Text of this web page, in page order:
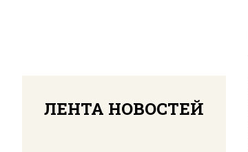
ЛЕНТА НОВОСТЕЙ